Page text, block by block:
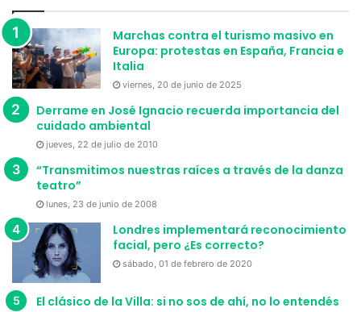
cualquier sistema de gestión, toda empresa que tenga una
computadora con internet y acceso a la firma digital ya
podría acceder al nuevo sistema.
MEDIDAS ANTE POSIBLES PROBLEMAS DE
FUNCIONAMIENTO DEL SISTEMA
Quienes ingresen al sistema estarán obligados a
documentar sus operaciones de venta plaza con los
comprobantes electrónicos, no pudiendo emitir
documentos manuales para este tipo de operación. Sin
embargo, se prevé que en casos de contingencia
justificada se podrá tener documentación preimpresa para
ser utilizada en estos momentos.
Marchas contra el turismo masivo en
Europa: protestas en España, Francia e
Italia
viernes, 20 de junio de 2025
Derrame en José Ignacio recuerda importancia del
cuidado ambiental
jueves, 22 de julio de 2010
“Transmitimos nuestras raíces a través de la danza
teatro”
lunes, 23 de junio de 2008
Londres implementará reconocimiento
facial, pero ¿Es correcto?
sábado, 01 de febrero de 2020
El clásico de la Villa: si no sos de ahí, no lo entendés